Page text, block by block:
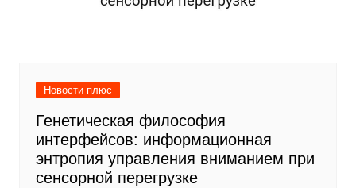
Новости плюс
Генетическая философия
интерфейсов: информационная
энтропия управления вниманием при
сенсорной перегрузке